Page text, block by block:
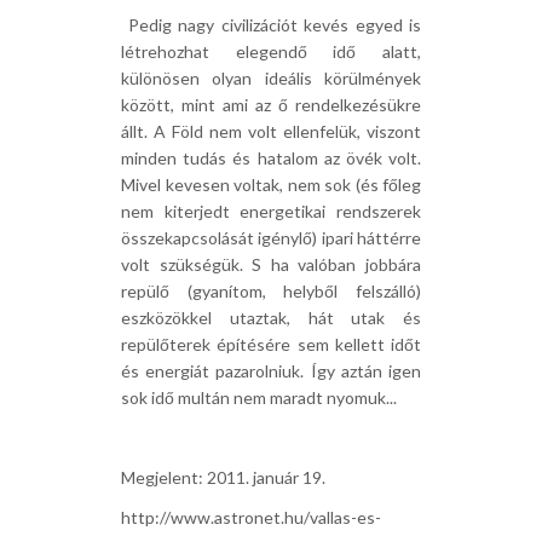
 Pedig nagy civilizációt kevés egyed is
létrehozhat elegendő idő alatt,
különösen olyan ideális körülmények
között, mint ami az ő rendelkezésükre
állt. A Föld nem volt ellenfelük, viszont
minden tudás és hatalom az övék volt.
Mivel kevesen voltak, nem sok (és főleg
nem kiterjedt energetikai rendszerek
összekapcsolását igénylő) ipari háttérre
volt szükségük. S ha valóban jobbára
repülő (gyanítom, helyből felszálló)
eszközökkel utaztak, hát utak és
repülőterek építésére sem kellett időt
és energiát pazarolniuk. Így aztán igen
sok idő multán nem maradt nyomuk...
Megjelent: 2011. január 19.
http://www.astronet.hu/vallas-es-